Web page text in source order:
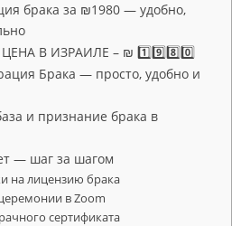
брака за ₪1980 — удобно,
В ИЗРАИЛЕ – ₪ 1️⃣9️⃣8️⃣0️⃣
Брака — просто, удобно и
и признание брака в
— шаг за шагом
на лицензию брака
в Zoom
сертификата